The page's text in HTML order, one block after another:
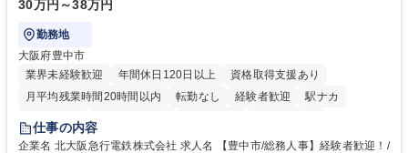
30万円～38万円
勤務地
大阪府豊中市
業界未経験歓迎
年間休日120日以上
資格取得支援あり
月平均残業時間20時間以内
転勤なし 経験者歓迎
駅ナカ
退職金あり
土日祝休み
服装自由 昼食補助あり 食事補助あり
仕事の内容
企業名 北大阪急行電鉄株式会社 求人名 【豊中市/総務人事】経験者歓迎！/